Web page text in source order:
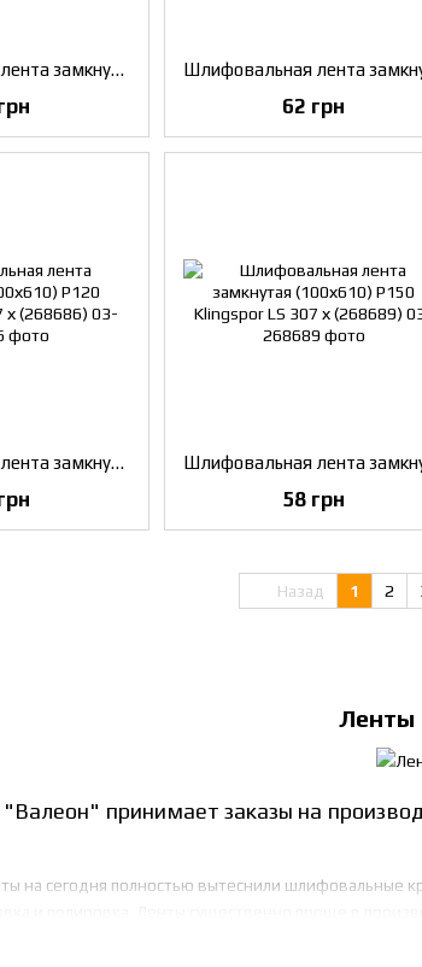
принимает заказы на
на сегодня полностью вытеснили шлифовальные
Шлифовальная лента замкнутая (100х610) P40 Klingspor LS 307 х (268651)
62 грн
Шлифовальная лента замкнутая (100х610) P120 Klingspor LS 307 х (268686)
58 грн
Назад 1 2